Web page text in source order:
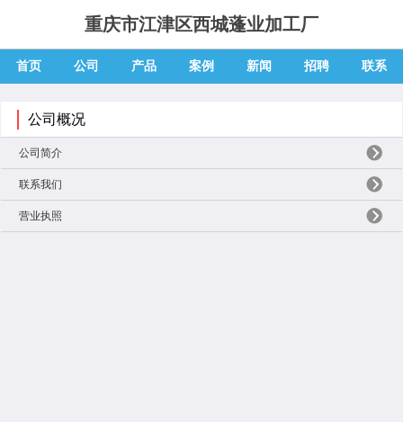
重庆市江津区西城蓬业加工厂
首页 公司 产品 案例 新闻 招聘 联系
公司概况
公司简介
联系我们
营业执照